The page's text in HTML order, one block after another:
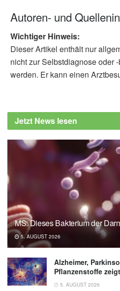
Autoren- und
Wichtiger Hinweis:
Dieser Artikel enthält nur
nicht zur Selbstdiagnose oder
werden. Er kann einen
Jetzt News lesen
MS: Dieses Bakterium der
5. AUGUST 2026
Alzheimer,
Pflanzenstoffe
5. AUGUST 2026